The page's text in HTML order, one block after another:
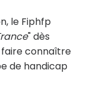
le Fiphfp
" dès
connaître
de handicap